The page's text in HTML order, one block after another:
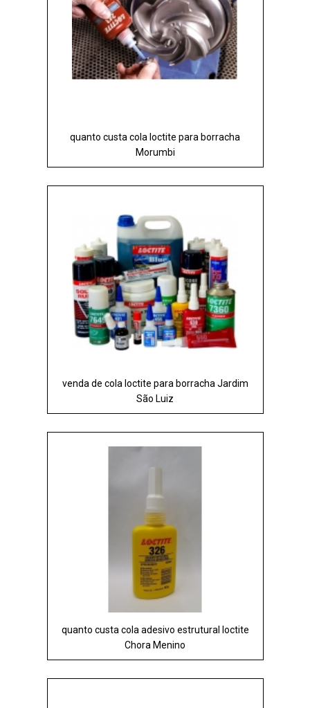
quanto custa cola loctite para borracha
Morumbi
venda de cola loctite para borracha Jardim
São Luiz
quanto custa cola adesivo estrutural loctite
Chora Menino